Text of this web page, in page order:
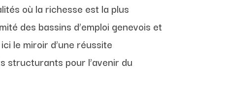
où la richesse est la plus
des bassins d’emploi genevois et
le miroir d’une réussite
structurants pour l’avenir du